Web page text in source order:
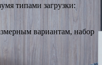
типами загрузки:
вариантам, набор